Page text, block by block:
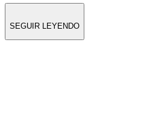
SEGUIR LEYENDO